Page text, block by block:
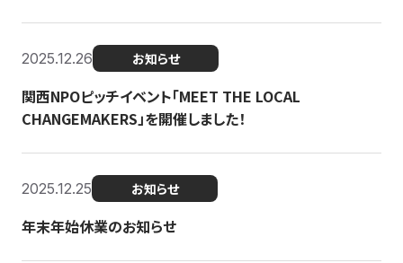
2025.12.26 お知らせ
関西NPOピッチイベント「MEET THE LOCAL
CHANGEMAKERS」を開催しました！
2025.12.25 お知らせ
年末年始休業のお知らせ